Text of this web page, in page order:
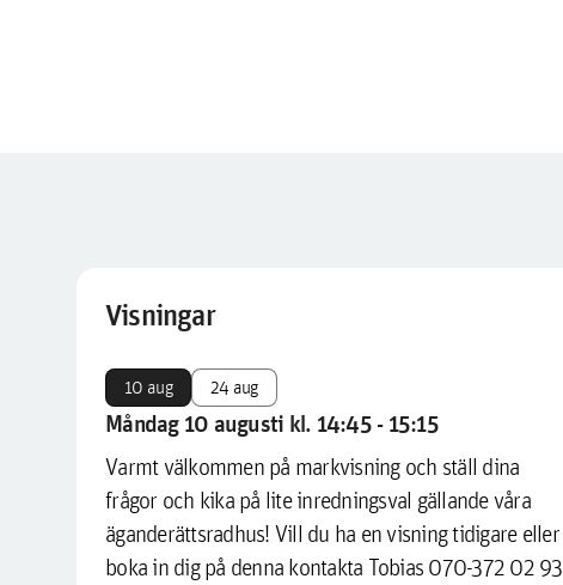
Visningar
10 aug 24 aug
Måndag 10 augusti kl. 14:45 - 15:15
Varmt välkommen på markvisning och ställ dina
frågor och kika på lite inredningsval gällande våra
äganderättsradhus! Vill du ha en visning tidigare eller
boka in dig på denna kontakta Tobias 070-372 02 93